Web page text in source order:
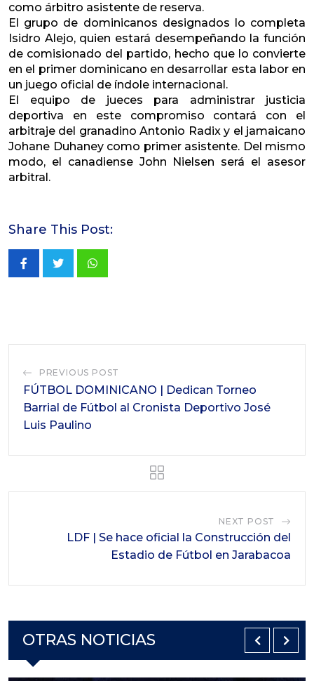
como árbitro asistente de reserva.
El grupo de dominicanos designados lo completa
Isidro Alejo, quien estará desempeñando la función
de comisionado del partido, hecho que lo convierte
en el primer dominicano en desarrollar esta labor en
un juego oficial de índole internacional.
El equipo de jueces para administrar justicia
deportiva en este compromiso contará con el
arbitraje del granadino Antonio Radix y el jamaicano
Johane Duhaney como primer asistente. Del mismo
modo, el canadiense John Nielsen será el asesor
arbitral.
Share This Post:
Whatsapp
PREVIOUS POST
FÚTBOL DOMINICANO | Dedican Torneo
Barrial de Fútbol al Cronista Deportivo José
Luis Paulino
NEXT POST
LDF | Se hace oficial la Construcción del
Estadio de Fútbol en Jarabacoa
OTRAS NOTICIAS